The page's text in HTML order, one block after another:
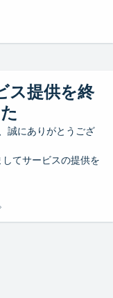
ス提供を終
誠にありがとうござ
てサービスの提供を